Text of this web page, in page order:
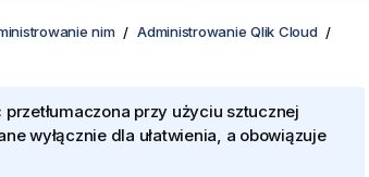
nim
Administrowanie Qlik Cloud
przy użyciu sztucznej
wyłącznie dla ułatwienia, a obowiązuje